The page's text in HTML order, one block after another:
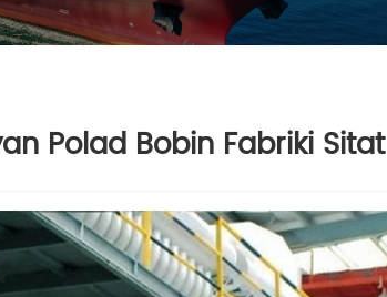
Polad Bobin Fabriki Sitat